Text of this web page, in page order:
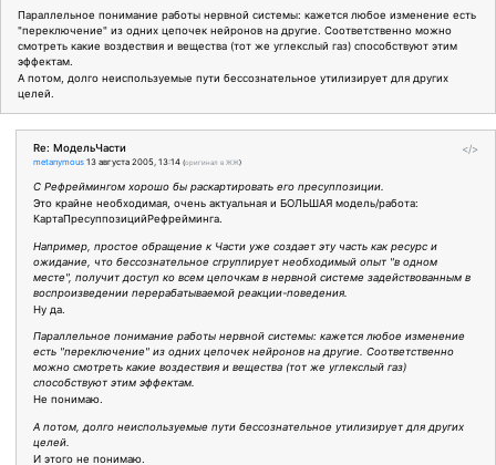
Параллельное понимание работы нервной системы: кажется любое изменение есть
"переключение" из одних цепочек нейронов на другие. Соответственно можно
смотреть какие воздествия и вещества (тот же углекслый газ) способствуют этим
эффектам.
А потом, долго неиспользуемые пути бессознательное утилизирует для других
целей.
</>
Re: МодельЧасти
metanymous 13 августа 2005, 13:14 (оригинал в ЖЖ)
С Рефреймингом хорошо бы раскартировать его пресуппозиции.
Это крайне необходимая, очень актуальная и БОЛЬШАЯ модель/работа:
КартаПресуппозицийРефрейминга.
Например, простое обращение к Части уже создает эту часть как ресурс и
ожидание, что бессознательное сгруппирует необходимый опыт "в одном
месте", получит доступ ко всем цепочкам в нервной системе задействованным в
воспроизведении перерабатываемой реакции-поведения.
Ну да.
Параллельное понимание работы нервной системы: кажется любое изменение
есть "переключение" из одних цепочек нейронов на другие. Соответственно
можно смотреть какие воздествия и вещества (тот же углекслый газ)
способствуют этим эффектам.
Не понимаю.
А потом, долго неиспользуемые пути бессознательное утилизирует для других
целей.
И этого не понимаю.